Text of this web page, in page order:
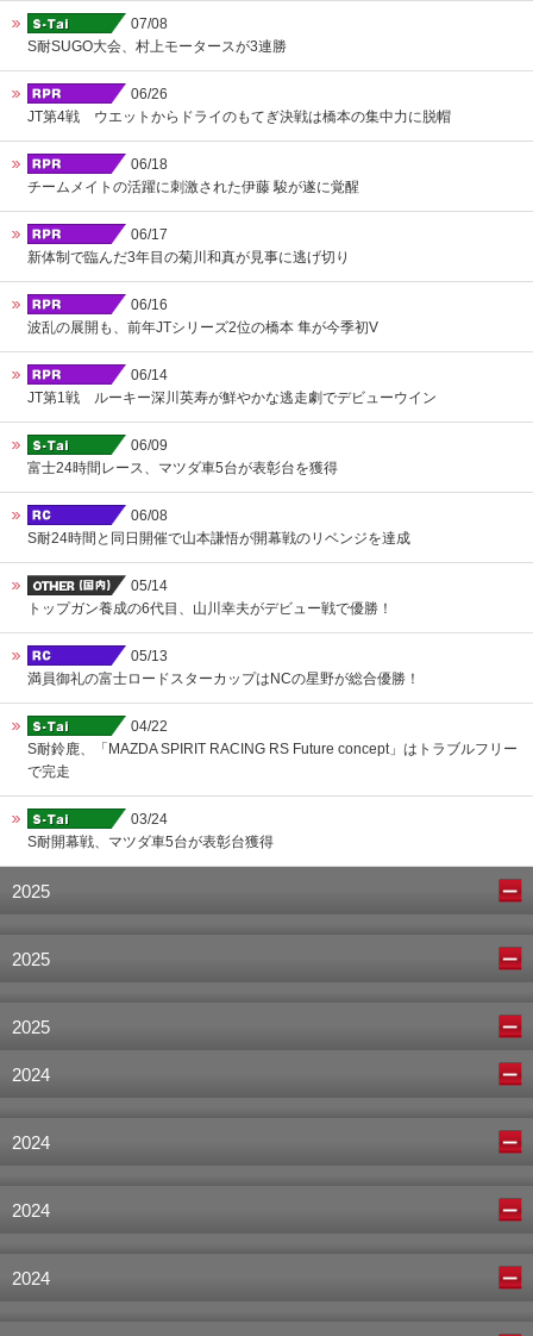
07/08
S耐SUGO大会、村上モータースが3連勝
06/26
JT第4戦 ウエットからドライのもてぎ決戦は橋本の集中力に脱帽
06/18
チームメイトの活躍に刺激された伊藤 駿が遂に覚醒
06/17
新体制で臨んだ3年目の菊川和真が見事に逃げ切り
06/16
波乱の展開も、前年JTシリーズ2位の橋本 隼が今季初V
06/14
JT第1戦 ルーキー深川英寿が鮮やかな逃走劇でデビューウイン
06/09
富士24時間レース、マツダ車5台が表彰台を獲得
06/08
S耐24時間と同日開催で山本謙悟が開幕戦のリベンジを達成
05/14
トップガン養成の6代目、山川幸夫がデビュー戦で優勝！
05/13
満員御礼の富士ロードスターカップはNCの星野が総合優勝！
04/22
S耐鈴鹿、「MAZDA SPIRIT RACING RS Future concept」はトラブルフリー
で完走
03/24
S耐開幕戦、マツダ車5台が表彰台獲得
2025
2025
2025
2024
2024
2024
2024